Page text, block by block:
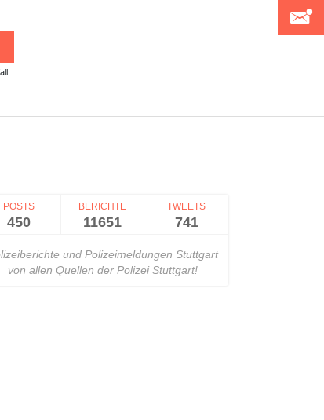
POSTS
450
BERICHTE
11651
TWEETS
741
und Polizeimeldungen Stuttgart
von allen Quellen der Polizei Stuttgart!